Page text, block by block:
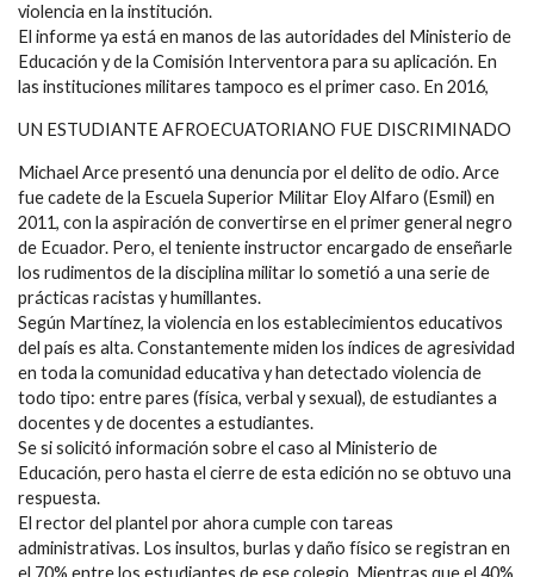
violencia en la institución.
El informe ya está en manos de las autoridades del Ministerio de
Educación y de la Comisión Interventora para su aplicación. En
las instituciones militares tampoco es el primer caso. En 2016,
UN ESTUDIANTE AFROECUATORIANO FUE DISCRIMINADO
Michael Arce presentó una denuncia por el delito de odio. Arce
fue cadete de la Escuela Superior Militar Eloy Alfaro (Esmil) en
2011, con la aspiración de convertirse en el primer general negro
de Ecuador. Pero, el teniente instructor encargado de enseñarle
los rudimentos de la disciplina militar lo sometió a una serie de
prácticas racistas y humillantes.
Según Martínez, la violencia en los establecimientos educativos
del país es alta. Constantemente miden los índices de agresividad
en toda la comunidad educativa y han detectado violencia de
todo tipo: entre pares (física, verbal y sexual), de estudiantes a
docentes y de docentes a estudiantes.
Se si solicitó información sobre el caso al Ministerio de
Educación, pero hasta el cierre de esta edición no se obtuvo una
respuesta.
El rector del plantel por ahora cumple con tareas
administrativas. Los insultos, burlas y daño físico se registran en
el 70% entre los estudiantes de ese colegio. Mientras que el 40%